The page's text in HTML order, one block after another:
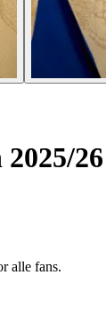
26
alle fans.